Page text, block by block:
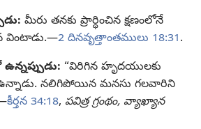
మీరు తనకు ప్రార్థించిన క్షణంలోనే
వింటాడు.—2 దినవృత్తాంతములు 18:31.
“విరిగిన హృదయులకు
నలిగిపోయిన మనసు గలవారిని
కీర్తన 34:18, పవిత్ర గ్రంథం, వ్యాఖ్యాన